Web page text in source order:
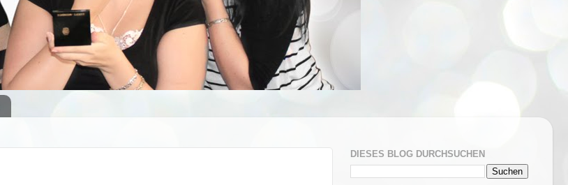
DIESES BLOG DURCHSUCHEN